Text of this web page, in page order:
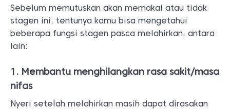
Sebelum memutuskan akan memakai atau tidak
stagen ini, tentunya kamu bisa mengetahui
beberapa fungsi stagen pasca melahirkan, antara
lain:
1. Membantu menghilangkan rasa sakit/masa
nifas
Nyeri setelah melahirkan masih dapat dirasakan